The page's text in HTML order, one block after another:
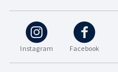
Instagram Facebook